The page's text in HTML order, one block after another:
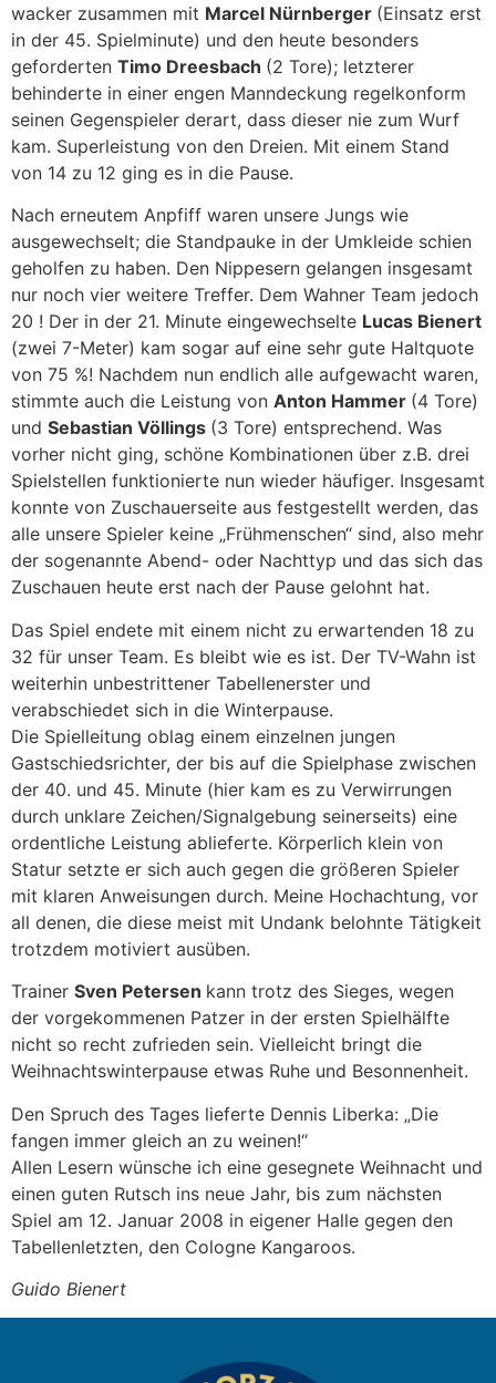
wacker zusammen mit Marcel Nürnberger (Einsatz erst
in der 45. Spielminute) und den heute besonders
geforderten Timo Dreesbach (2 Tore); letzterer
behinderte in einer engen Manndeckung regelkonform
seinen Gegenspieler derart, dass dieser nie zum Wurf
kam. Superleistung von den Dreien. Mit einem Stand
von 14 zu 12 ging es in die Pause.
Nach erneutem Anpfiff waren unsere Jungs wie
ausgewechselt; die Standpauke in der Umkleide schien
geholfen zu haben. Den Nippesern gelangen insgesamt
nur noch vier weitere Treffer. Dem Wahner Team jedoch
20 ! Der in der 21. Minute eingewechselte Lucas Bienert
(zwei 7-Meter) kam sogar auf eine sehr gute Haltquote
von 75 %! Nachdem nun endlich alle aufgewacht waren,
stimmte auch die Leistung von Anton Hammer (4 Tore)
und Sebastian Völlings (3 Tore) entsprechend. Was
vorher nicht ging, schöne Kombinationen über z.B. drei
Spielstellen funktionierte nun wieder häufiger. Insgesamt
konnte von Zuschauerseite aus festgestellt werden, das
alle unsere Spieler keine „Frühmenschen“ sind, also mehr
der sogenannte Abend- oder Nachttyp und das sich das
Zuschauen heute erst nach der Pause gelohnt hat.
Das Spiel endete mit einem nicht zu erwartenden 18 zu
32 für unser Team. Es bleibt wie es ist. Der TV-Wahn ist
weiterhin unbestrittener Tabellenerster und
verabschiedet sich in die Winterpause.
Die Spielleitung oblag einem einzelnen jungen
Gastschiedsrichter, der bis auf die Spielphase zwischen
der 40. und 45. Minute (hier kam es zu Verwirrungen
durch unklare Zeichen/Signalgebung seinerseits) eine
ordentliche Leistung ablieferte. Körperlich klein von
Statur setzte er sich auch gegen die größeren Spieler
mit klaren Anweisungen durch. Meine Hochachtung, vor
all denen, die diese meist mit Undank belohnte Tätigkeit
trotzdem motiviert ausüben.
Trainer Sven Petersen kann trotz des Sieges, wegen
der vorgekommenen Patzer in der ersten Spielhälfte
nicht so recht zufrieden sein. Vielleicht bringt die
Weihnachtswinterpause etwas Ruhe und Besonnenheit.
Den Spruch des Tages lieferte Dennis Liberka: „Die
fangen immer gleich an zu weinen!“
Allen Lesern wünsche ich eine gesegnete Weihnacht und
einen guten Rutsch ins neue Jahr, bis zum nächsten
Spiel am 12. Januar 2008 in eigener Halle gegen den
Tabellenletzten, den Cologne Kangaroos.
Guido Bienert